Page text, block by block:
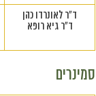
ד"ר לאונרדו כהן
ד"ר גיא רופא
סמינרים